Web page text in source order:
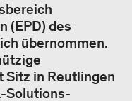
(EPD) des
übernommen.
in Reutlingen
Solutions-